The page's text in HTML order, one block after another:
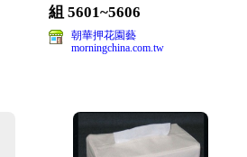
組 5601~5606
朝華押花園藝
morningchina.com.tw